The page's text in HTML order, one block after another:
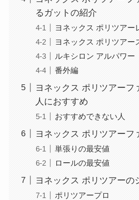
るガットの紹介
ヨネックス ポリツアー
ヨネックス ポリツアー
ルキシロン アルパワー
番外編
ヨネックス ポリツアーフ
人におすすめ
おすすめできない人
ヨネックス ポリツアーフ
単張りの最安値
ロールの最安値
ヨネックス ポリツアーの
ポリツアープロ